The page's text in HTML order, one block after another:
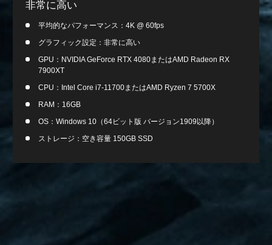
非常に高い
平均的なパフォーマンス：4K @ 60fps
グラフィック設定：非常に高い
GPU：NVIDIA GeForce RTX 4080またはAMD Radeon RX
7900XT
CPU：Intel Core i7-11700またはAMD Ryzen 7 5700X
RAM：16GB
OS：Windows 10（64ビット版 バージョン1909以降）
ストレージ：空き容量 150GB SSD